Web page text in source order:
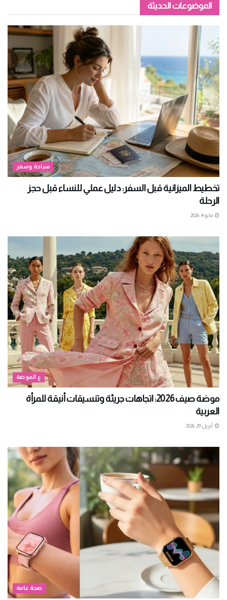
الموضوعات الحديثة
سياحة وسفر
تخطيط الميزانية قبل السفر: دليل عملي للنساء قبل حجز
الرحلة
مايو 4, 2026
ع الموضة
موضة صيف 2026: اتجاهات جريئة وتنسيقات أنيقة للمرأة
العربية
أبريل 29, 2026
صحة عامة